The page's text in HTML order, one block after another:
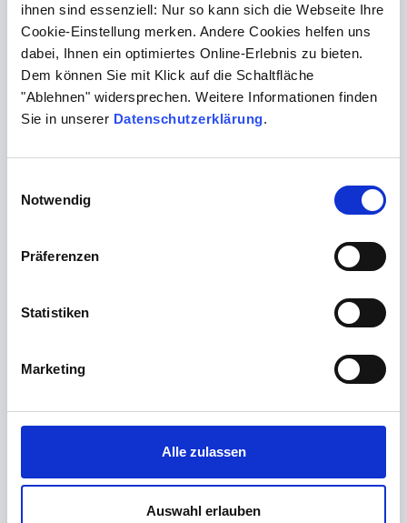
ihnen sind essenziell: Nur so kann sich die Webseite Ihre
Cookie-Einstellung merken. Andere Cookies helfen uns
dabei, Ihnen ein optimiertes Online-Erlebnis zu bieten.
Dem können Sie mit Klick auf die Schaltfläche
"Ablehnen" widersprechen. Weitere Informationen finden
Sie in unserer Datenschutzerklärung.
Notwendig
Präferenzen
Statistiken
Marketing
Alle zulassen
Auswahl erlauben
BR375 DP Hyperkalzämie
BR376 DP Iso Quickwert
BR377 DP Lebererkrankung
BR378 DP Lymphknotenschwellung
BR381 DP Morbus Wilson
BR383 DP Iso PTT Verlängerung
BR389 Abklärung Leukämie Lymphom
BR390 Darmmikrobiom-Analyse
BR392 Vaginom-Analyse